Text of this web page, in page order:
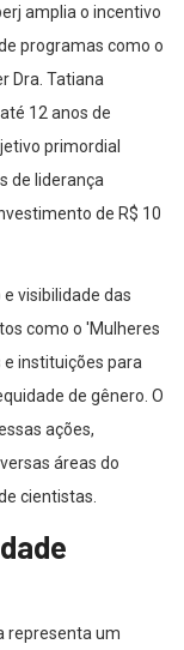
amplia o incentivo
programas como o
Dra. Tatiana
12 anos de
primordial
de liderança
de R$ 10
visibilidade das
como o 'Mulheres
instituições para
de gênero. O
ações,
áreas do
cientistas.
representa um